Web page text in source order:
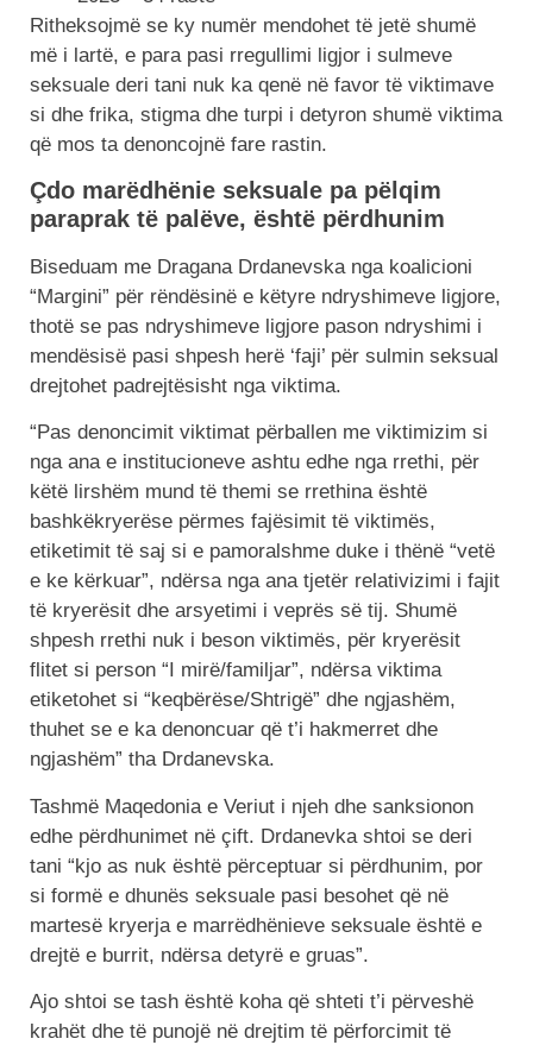
Ritheksojmë se ky numër mendohet të jetë shumë
më i lartë, e para pasi rregullimi ligjor i sulmeve
seksuale deri tani nuk ka qenë në favor të viktimave
si dhe frika, stigma dhe turpi i detyron shumë viktima
që mos ta denoncojnë fare rastin.
Çdo marëdhënie seksuale pa pëlqim
paraprak të palëve, është përdhunim
Biseduam me Dragana Drdanevska nga koalicioni
“Margini” për rëndësinë e këtyre ndryshimeve ligjore,
thotë se pas ndryshimeve ligjore pason ndryshimi i
mendësisë pasi shpesh herë ‘faji’ për sulmin seksual
drejtohet padrejtësisht nga viktima.
“Pas denoncimit viktimat përballen me viktimizim si
nga ana e institucioneve ashtu edhe nga rrethi, për
këtë lirshëm mund të themi se rrethina është
bashkëkryerëse përmes fajësimit të viktimës,
etiketimit të saj si e pamoralshme duke i thënë “vetë
e ke kërkuar”, ndërsa nga ana tjetër relativizimi i fajit
të kryerësit dhe arsyetimi i veprës së tij. Shumë
shpesh rrethi nuk i beson viktimës, për kryerësit
flitet si person “I mirë/familjar”, ndërsa viktima
etiketohet si “keqbërëse/Shtrigë” dhe ngjashëm,
thuhet se e ka denoncuar që t’i hakmerret dhe
ngjashëm” tha Drdanevska.
Tashmë Maqedonia e Veriut i njeh dhe sanksionon
edhe përdhunimet në çift. Drdanevka shtoi se deri
tani “kjo as nuk është përceptuar si përdhunim, por
si formë e dhunës seksuale pasi besohet që në
martesë kryerja e marrëdhënieve seksuale është e
drejtë e burrit, ndërsa detyrë e gruas”.
Ajo shtoi se tash është koha që shteti t’i përveshë
krahët dhe të punojë në drejtim të përforcimit të